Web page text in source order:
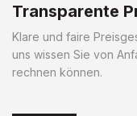
Transparente
Klare und faire
uns wissen Sie von
rechnen können.